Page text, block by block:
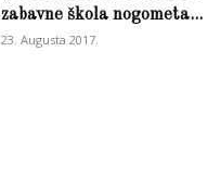
zabavne škola nogometa...
23. Augusta 2017.